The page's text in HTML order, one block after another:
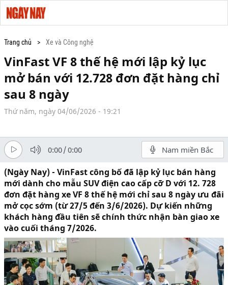
Trang chủ Xe và Công nghệ
VinFast VF 8 thế hệ mới lập kỷ lục
mở bán với 12.728 đơn đặt hàng chỉ
sau 8 ngày
Thứ năm, ngày 04/06/2026 - 19:21
0:00/0:00 Nam miền Bắc
(Ngày Nay) - VinFast công bố đã lập kỷ lục bán hàng
mới dành cho mẫu SUV điện cao cấp cỡ D với 12. 728
đơn đặt hàng xe VF 8 thế hệ mới chỉ sau 8 ngày ưu đãi
mở cọc sớm (từ 27/5 đến 3/6/2026). Dự kiến những
khách hàng đầu tiên sẽ chính thức nhận bàn giao xe
vào cuối tháng 7/2026.